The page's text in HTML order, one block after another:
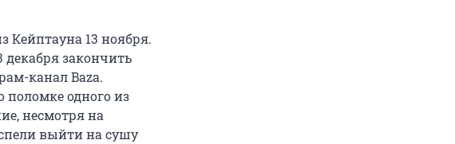
Кейптауна 13 ноября.
закончить
канал Baza.
поломке одного из
несмотря на
выйти на сушу